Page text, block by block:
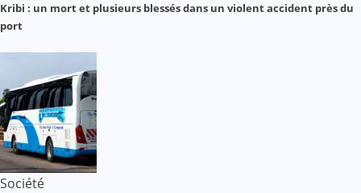
Kribi : un mort et plusieurs blessés dans un violent accident près du
port
Société